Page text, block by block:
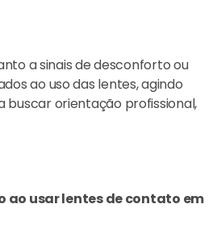
a sinais de desconforto ou
ao uso das lentes, agindo
orientação profissional,
ao usar lentes de contato em